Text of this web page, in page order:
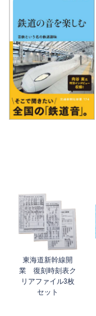
東海道新幹線開
業 復刻時刻表ク
リアファイル3枚
セット